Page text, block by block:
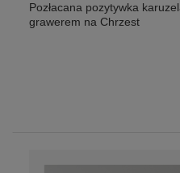
Pozłacana pozytywka
grawerem na Chrzest